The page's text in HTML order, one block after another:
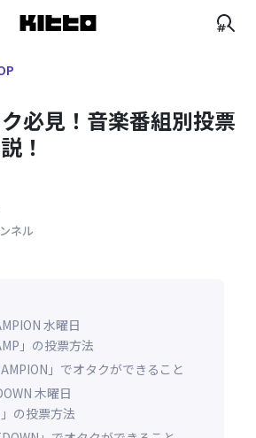
必見！音楽番組別投票
！
ネル
水曜日
」の投票方法
」でオタクができること
木曜日
の投票方法